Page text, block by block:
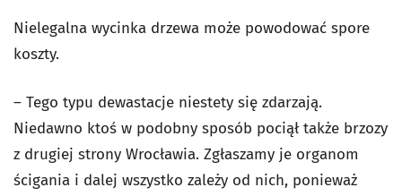
Nielegalna wycinka drzewa może powodować spore
koszty.
– Tego typu dewastacje niestety się zdarzają.
Niedawno ktoś w podobny sposób pociął także brzozy
z drugiej strony Wrocławia. Zgłaszamy je organom
ścigania i dalej wszystko zależy od nich, ponieważ